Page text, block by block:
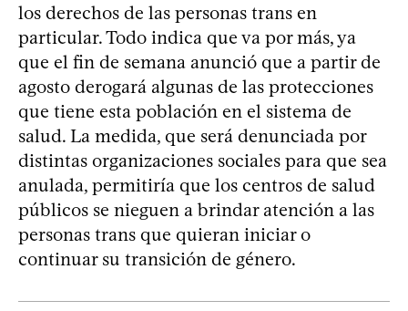
los derechos de las personas trans en
particular. Todo indica que va por más, ya
que el fin de semana anunció que a partir de
agosto derogará algunas de las protecciones
que tiene esta población en el sistema de
salud. La medida, que será denunciada por
distintas organizaciones sociales para que sea
anulada, permitiría que los centros de salud
públicos se nieguen a brindar atención a las
personas trans que quieran iniciar o
continuar su transición de género.